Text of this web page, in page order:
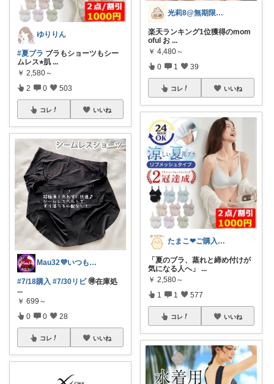
ゆりりん
#夏ブラ ブラもショーツもシー
ムレス⭐︎肌 ...
￥ 2,580～
2 0 503
コレ いいね
Mau32💜いつも有難うございます😊
#7/18購入 #7/30リピ🉐在庫処
...
￥ 699～
0 0 28
コレ いいね
光莉8@無期限休止中。
楽天ランキング1位獲得のmom
oful お ...
￥ 4,480～
0 1 39
コレ いいね
たまこ❤ご購入感謝！
「夏のブラ、蒸れと締め付けが
気になる人へ」
...
￥ 2,580～
1 1 577
コレ いいね